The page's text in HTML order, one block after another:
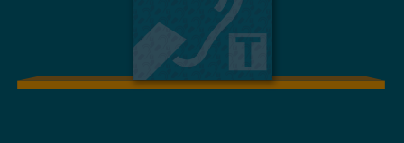
MATERIAL GRÁFICO